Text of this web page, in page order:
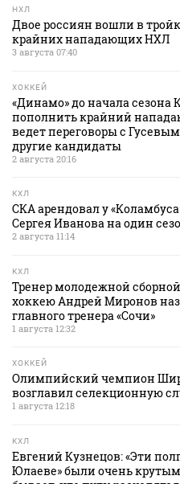
НХЛ
Двое россиян вошли в
крайних нападающих НХЛ
3 августа 07:40
ХОККЕЙ
«Динамо» до начала сезона
пополнить крайний
ведет переговоры с
другие кандидаты
2 августа 20:16
КХЛ
СКА арендовал у
Сергея Иванова на один
2 августа 11:14
КХЛ
Тренер молодежной
хоккею Андрей Миронов
главного тренера «Сочи»
1 августа 12:32
ХОККЕЙ
Олимпийский чемпион
возглавил селекционную
1 августа 12:18
КХЛ
Евгений Кузнецов: «Эти
Юлаеве» были очень